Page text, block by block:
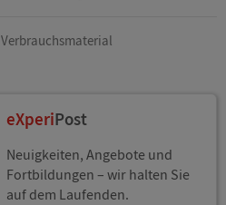
Verbrauchsmaterial
eXperiPost
Neuigkeiten, Angebote und
Fortbildungen – wir halten Sie
auf dem Laufenden.